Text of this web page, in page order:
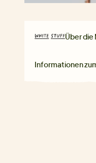
Über die
Informationen